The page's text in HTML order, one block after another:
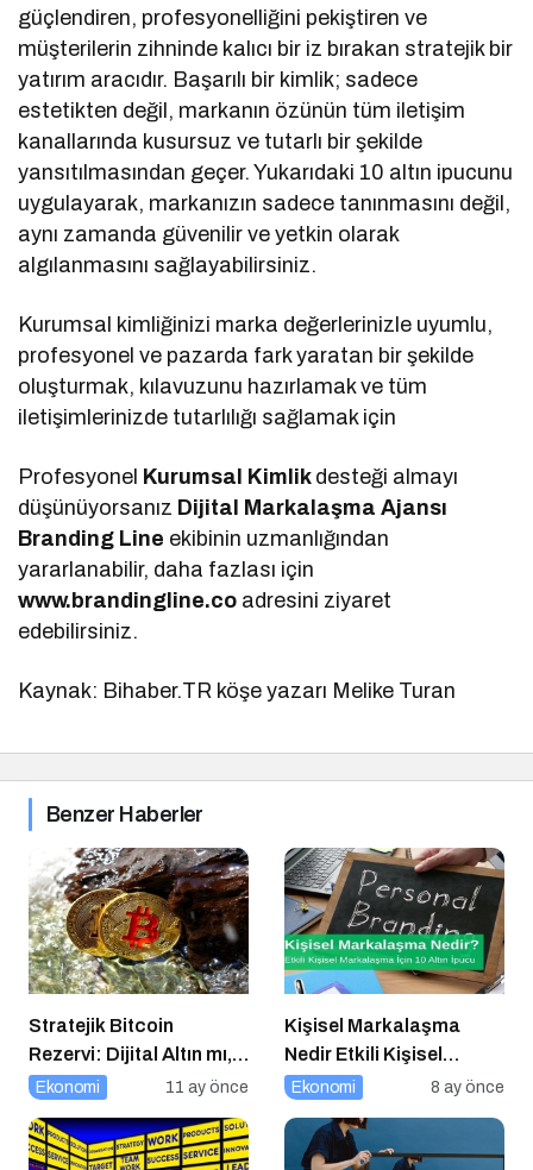
güçlendiren, profesyonelliğini pekiştiren ve
müşterilerin zihninde kalıcı bir iz bırakan stratejik bir
yatırım aracıdır. Başarılı bir kimlik; sadece
estetikten değil, markanın özünün tüm iletişim
kanallarında kusursuz ve tutarlı bir şekilde
yansıtılmasından geçer. Yukarıdaki 10 altın ipucunu
uygulayarak, markanızın sadece tanınmasını değil,
aynı zamanda güvenilir ve yetkin olarak
algılanmasını sağlayabilirsiniz.
Kurumsal kimliğinizi marka değerlerinizle uyumlu,
profesyonel ve pazarda fark yaratan bir şekilde
oluşturmak, kılavuzunu hazırlamak ve tüm
iletişimlerinizde tutarlılığı sağlamak için
Profesyonel Kurumsal Kimlik desteği almayı
düşünüyorsanız Dijital Markalaşma Ajansı
Branding Line ekibinin uzmanlığından
yararlanabilir, daha fazlası için
www.brandingline.co adresini ziyaret
edebilirsiniz.
Kaynak: Bihaber.TR köşe yazarı Melike Turan
Benzer Haberler
Stratejik Bitcoin
Rezervi: Dijital Altın mı,
Riskli Bir Hamle mi?
Ekonomi 11 ay önce
Kişisel Markalaşma
Nedir Etkili Kişisel
Markalaşma için 10 Altın
Ekonomi 8 ay önce